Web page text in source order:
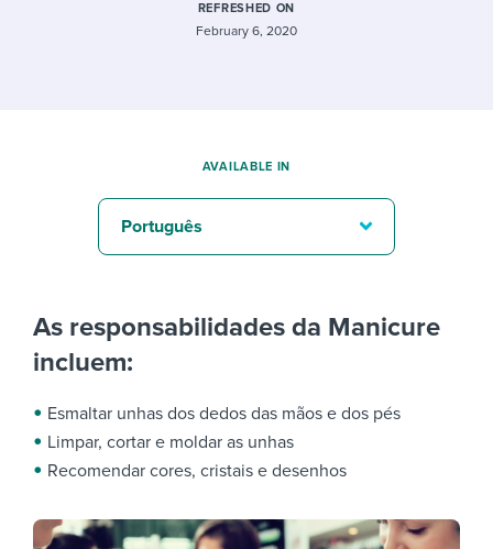
REFRESHED ON
February 6, 2020
As responsabilidades da Manicure
incluem:
Esmaltar unhas dos dedos das mãos e dos pés
Limpar, cortar e moldar as unhas
Recomendar cores, cristais e desenhos
AVAILABLE IN
Português